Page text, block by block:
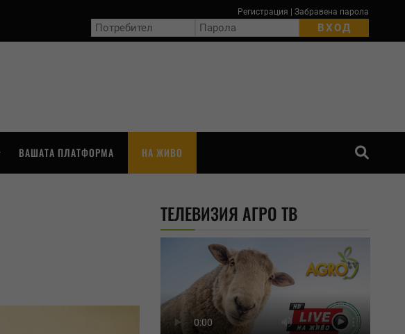
Регистрация Забравена парола
ВАШАТА ПЛАТФОРМА НА ЖИВО
ТЕЛЕВИЗИЯ АГРО ТВ